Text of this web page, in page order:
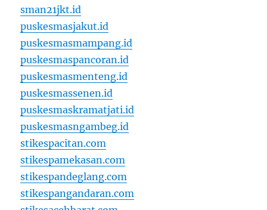
sman21jkt.id
puskesmasjakut.id
puskesmasmampang.id
puskesmaspancoran.id
puskesmasmenteng.id
puskesmassenen.id
puskesmaskramatjati.id
puskesmasngambeg.id
stikespacitan.com
stikespamekasan.com
stikespandeglang.com
stikespangandaran.com